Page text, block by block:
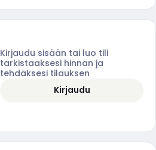
Kirjaudu sisään tai luo tili
tarkistaaksesi hinnan ja
tehdäksesi tilauksen
Kirjaudu